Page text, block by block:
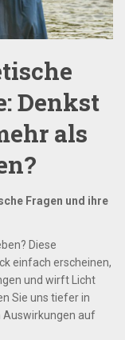
Denkst
als
Fragen und ihre
Diese
einfach erscheinen,
und wirft Licht
Sie uns tiefer in
Auswirkungen auf